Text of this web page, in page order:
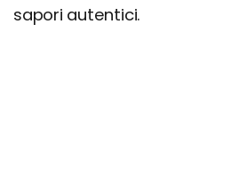
sapori autentici.